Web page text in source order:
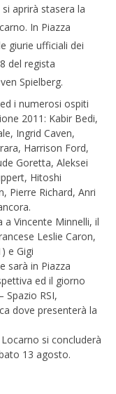
aprirà stasera la
In Piazza
giurie ufficiali dei
del regista
Spielberg.
i numerosi ospiti
2011: Kabir Bedi,
Ingrid Caven,
Harrison Ford,
Goretta, Aleksei
Hitoshi
Pierre Richard, Anri
Vincente Minnelli, il
Leslie Caron,
e Gigi
sarà in Piazza
ed il giorno
Spazio RSI,
dove presenterà la
si concluderà
13 agosto.